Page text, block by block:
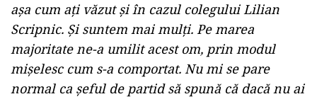
așa cum ați văzut și în cazul colegului Lilian
Scripnic. Și suntem mai mulți. Pe marea
majoritate ne-a umilit acest om, prin modul
mișelesc cum s-a comportat. Nu mi se pare
normal ca şeful de partid să spună că dacă nu ai